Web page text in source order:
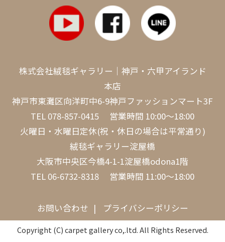
株式会社絨毯ギャラリー｜神戸・六甲アイランド
本店
神戸市東灘区向洋町中6-9神戸ファッションマート3F
TEL 078-857-0415 営業時間 10:00～18:00
火曜日・水曜日定休(祝・休日の場合は平常通り)
絨毯ギャラリー淀屋橋
大阪市中央区今橋4-1-1淀屋橋odona1階
TEL 06-6732-8318 営業時間 11:00～18:00
お問い合わせ プライバシーポリシー
Copyright (C) carpet gallery co,.ltd. All Rights Reserved.